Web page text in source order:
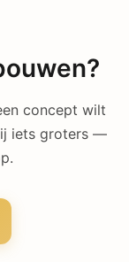
concept wilt
iets groters —